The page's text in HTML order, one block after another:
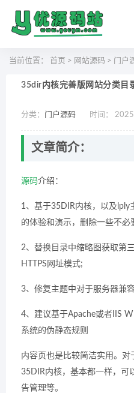
当前位置： 首页 > 网站源码 > 门户
35dir内核完善版网站分类目
分类： 门户源码 时间：
文章简介：
源码介绍：
1、基于35DIR内核，以及lply
的体验和演示，删除一些不必
2、替换目录中缩略图获取第
HTTPS网址模式;
3、修复主题中对于服务器兼
4、建议基于Apache或者IIS
系统的伪静态规则
内容页也是比较简洁实用。
35DIR内核，基本都一样，可
告管理等。